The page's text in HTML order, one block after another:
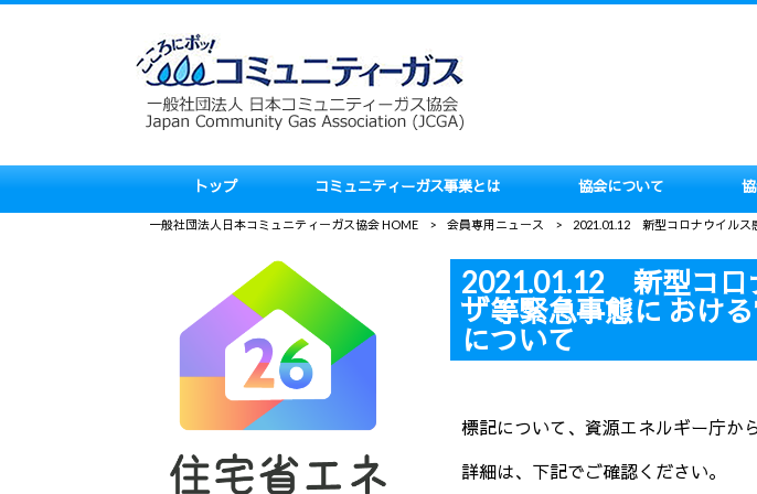
トップ コミュニティーガス事業とは 協会について
一般社団法人日本コミュニティーガス協会 HOME > 会員専用ニュース > 2021.01.12 新型コロナウイルス
2021.01.12 新型コロ
ザ等緊急事態に おけ
について
標記について、資源エネルギー庁か
詳細は、下記でご確認ください。